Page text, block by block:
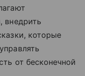
внедрить
которые
от бесконечной